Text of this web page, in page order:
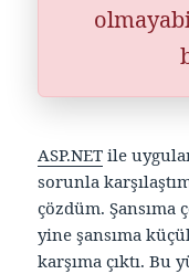
ASP.NET ile
sorunla
çözdüm.
yine şansıma
karşıma çıktı. Bu